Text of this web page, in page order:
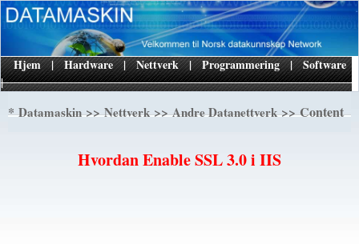
|
Hjem | Hardware | Nettverk | Programmering | Software
*Datamaskin>>Nettverk>>Andre Datanettverk>> Content
Hvordan Enable SSL 3.0 i IIS